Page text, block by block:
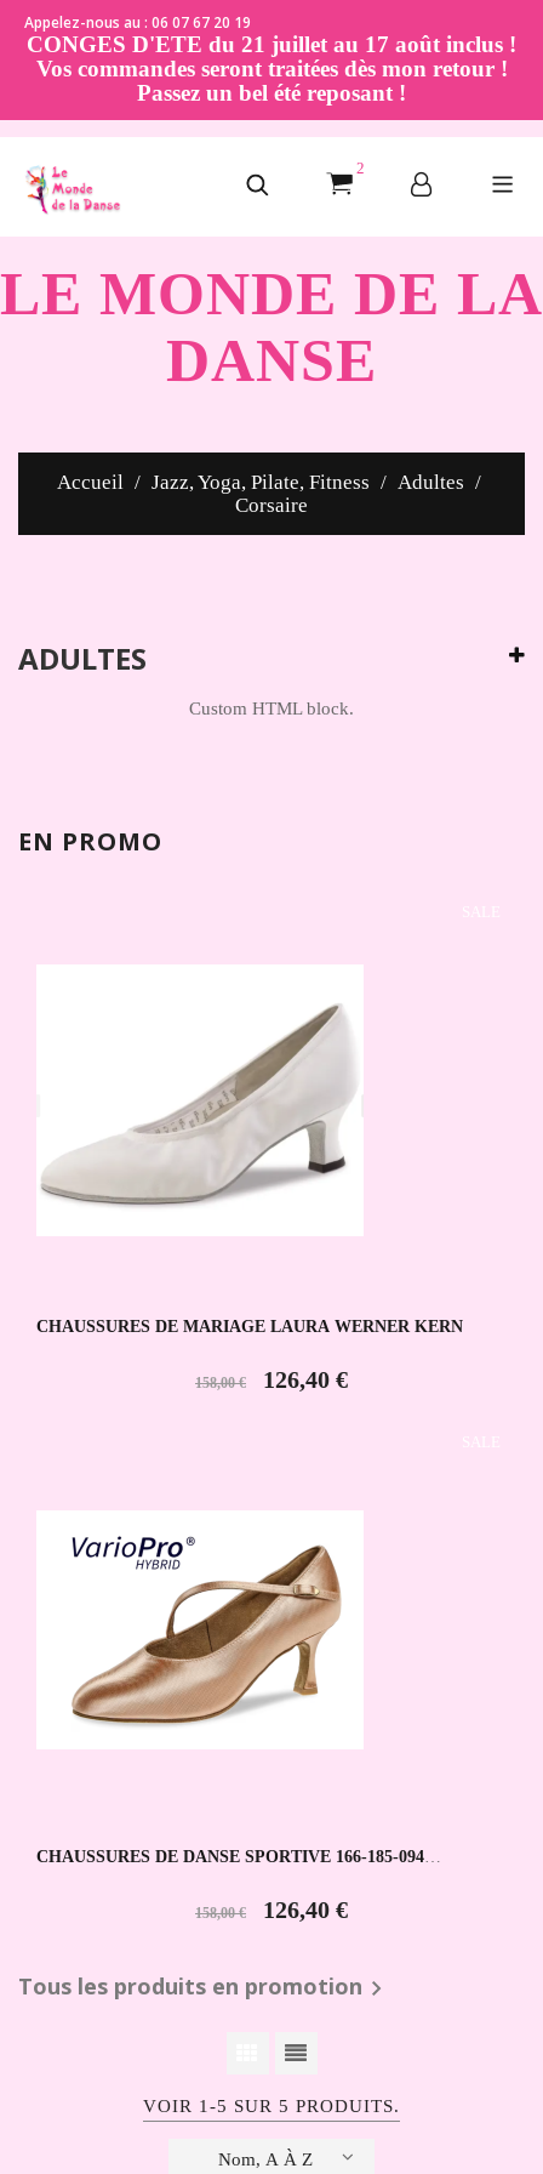
Appelez-nous au : 06 07 67 20 19
CONGES D'ETE du 21 juillet au 17 août inclus !
Vos commandes seront traitées dès mon retour !
Passez un bel été reposant !
2
LE MONDE DE LA
DANSE
Accueil Jazz, Yoga, Pilate, Fitness
Adultes
Corsaire
ADULTES
Custom HTML block.
EN PROMO
SALE
CHAUSSURES DE MARIAGE LAURA WERNER KERN
158,00 € 126,40 €
SALE
CHAUSSURES DE DANSE SPORTIVE 166-185-094
158,00 € 126,40 €
Tous les produits en promotion 
VOIR 1-5 SUR 5 PRODUITS.
Nom, A À Z